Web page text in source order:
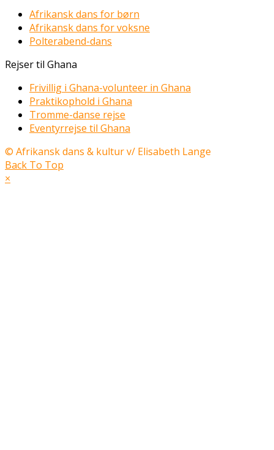
Afrikansk dans for børn
Afrikansk dans for voksne
Polterabend-dans
Rejser til Ghana
Frivillig i Ghana-volunteer in Ghana
Praktikophold i Ghana
Tromme-danse rejse
Eventyrrejse til Ghana
© Afrikansk dans & kultur v/ Elisabeth Lange
Back To Top
×